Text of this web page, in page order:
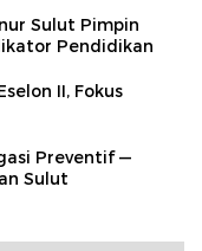
Sulut Pimpin
Pendidikan
II, Fokus
Preventif —
Sulut